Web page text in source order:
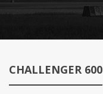
CHALLENGER 600